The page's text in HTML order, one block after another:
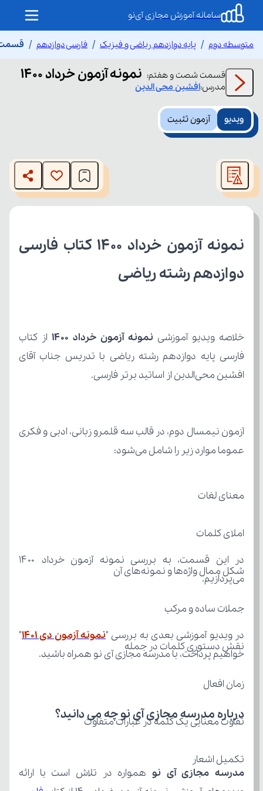
سامانه آموزش مجازی آی‌نو
متوسطه دوم پایه دوازدهم ریاضی و فیزیک فارسی دوازدهم قسمت
قسمت شصت و هفتم: نمونه آزمون خرداد 1400
مدرس:افشینمحی الدین
ویدیو آزمون تثبیت
modal
window.
The media could not be loaded, either because the server
or network failed or because the format is not supported.
دوازدهم رشته ریاضی
خلاصه ویدیو آموزشی نمونه آزمون خرداد 1400
از کتاب
افشین محی‌الدین از اساتید برتر فارسی.
عموما موارد زیر را شامل می‌شود:
معنای لغات
املای کلمات
شکل ممال واژه‌ها و نمونه‌های آن
جملات ساده و مرکب
نقش دستوری کلمات در جمله
زمان افعال
تفاوت معنایی یک کلمه در عبارات متفاوت
تکمیل اشعار
می‌پردازیم.
در ویدیو آموزشی بعدی به بررسی "نمونه آزمون دی 1401
خواهیم پرداخت، با مدرسه مجازی آی نو همراه باشید.
درباره مدرسه مجازی آی نو چه می‌ دانید؟
مدرسه مجازی آی نو